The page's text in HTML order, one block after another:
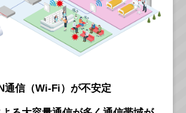
通信（Wi-Fi）が不安定